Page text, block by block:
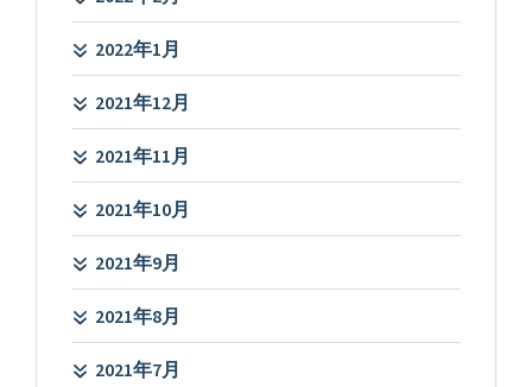
2022年1月
2021年12月
2021年11月
2021年10月
2021年9月
2021年8月
2021年7月